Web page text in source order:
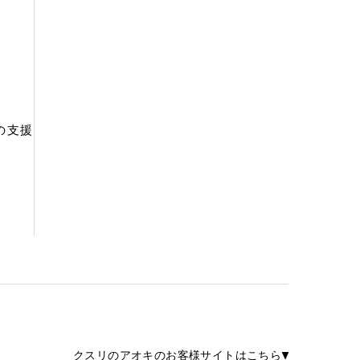
支援
クスリのアオキのお客様サイトはこちら